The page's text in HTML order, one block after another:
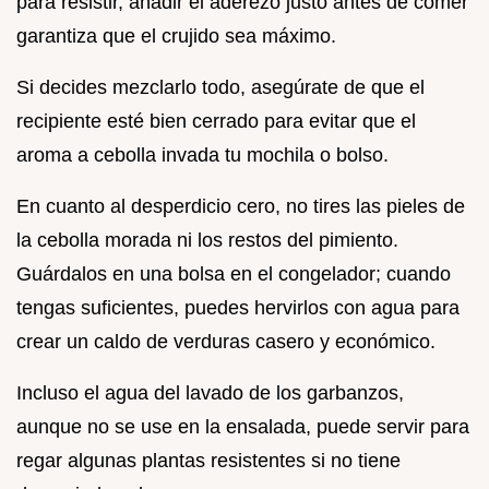
garantiza que el crujido sea máximo.
Si decides mezclarlo todo, asegúrate de que el
recipiente esté bien cerrado para evitar que el
aroma a cebolla invada tu mochila o bolso.
En cuanto al desperdicio cero, no tires las pieles de
la cebolla morada ni los restos del pimiento.
Guárdalos en una bolsa en el congelador; cuando
tengas suficientes, puedes hervirlos con agua para
crear un caldo de verduras casero y económico.
Incluso el agua del lavado de los garbanzos,
aunque no se use en la ensalada, puede servir para
regar algunas plantas resistentes si no tiene